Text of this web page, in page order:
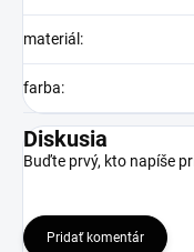
materiál :
farba:
Diskusia
Buďte prvý, kto napíše
Pridať komentár